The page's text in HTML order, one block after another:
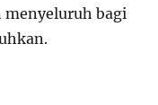
menyeluruh bagi